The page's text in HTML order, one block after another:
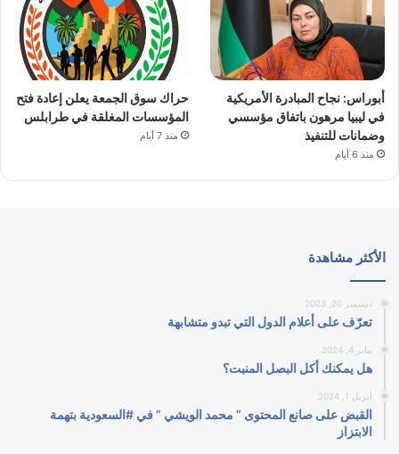
أبوراس: نجاح المبادرة الأمريكية
في ليبيا مرهون باتفاق مؤسسي
وضمانات للتنفيذ
منذ 6 أيام
حراك سوق الجمعة يعلن إعادة فتح
المؤسسات المغلقة في طرابلس
منذ 7 أيام
الأكثر مشاهدة
ديسمبر 20, 2023
تعرّف على أعلام الدول التي تبدو متشابهة
يناير 4, 2024
هل يمكنك أكل البصل المنبت؟
أبريل 1, 2024
القبض على صانع المحتوى ” محمد الويشي ” في #السعودية بتهمة
الابتزاز